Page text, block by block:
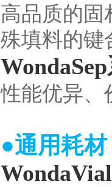
高品质的固
殊填料的键
性能优异、
●通用耗材